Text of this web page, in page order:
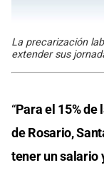
La precarización
extender sus
“Para el 15%
de Rosario,
tener un salario